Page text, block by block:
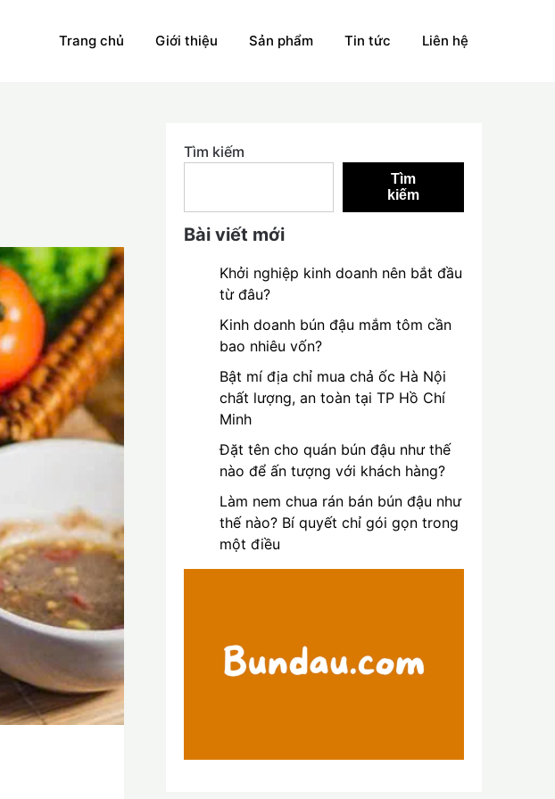
Trang chủ Giới thiệu Sản phẩm Tin tức Liên hệ
Tìm kiếm
Tìm
kiếm
Bài viết mới
Khởi nghiệp kinh doanh nên bắt đầu
từ đâu?
Kinh doanh bún đậu mắm tôm cần
bao nhiêu vốn?
Bật mí địa chỉ mua chả ốc Hà Nội
chất lượng, an toàn tại TP Hồ Chí
Minh
Đặt tên cho quán bún đậu như thế
nào để ấn tượng với khách hàng?
Làm nem chua rán bán bún đậu như
thế nào? Bí quyết chỉ gói gọn trong
một điều